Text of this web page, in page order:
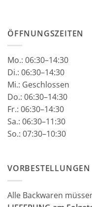
ÖFFNUNGSZEITEN
Mo.: 06:30–14:30
Di.: 06:30–14:30
Mi.: Geschlossen
Do.: 06:30–14:30
Fr.: 06:30–14:30
Sa.: 06:30–11:30
So.: 07:30–10:30
VORBESTELLUNGEN
Alle Backwaren